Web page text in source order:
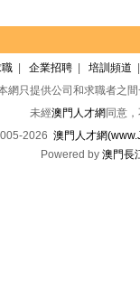
職 企業招聘 培訓頻道
網只提供公司和求職者之
未經澳門人才網 同意
2026 澳門人才網
Powered by 澳門長